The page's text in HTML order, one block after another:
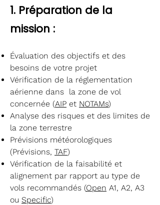
1. Préparation de la
mission :
Évaluation des objectifs et des
besoins de votre projet
Vérification de la réglementation
aérienne dans la zone de vol
concernée (AIP et NOTAMs)
Analyse des risques et des limites de
la zone terrestre
Prévisions météorologiques
(Prévisions, TAF)
Vérification de la faisabilité et
alignement par rapport au type de
vols recommandés (Open A1, A2, A3
ou Specific)